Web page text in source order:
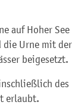
auf Hoher See
die Urne mit der
beigesetzt.
des
erlaubt.